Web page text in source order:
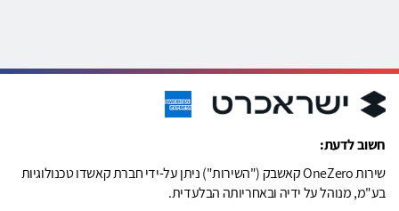
חשוב לדעת:
שירות OneZero קאשבק ("השירות") ניתן על-ידי חברת קאשדו טכנולוגיות
בע"מ, מנוהל על ידיה ובאחריותה הבלעדית.